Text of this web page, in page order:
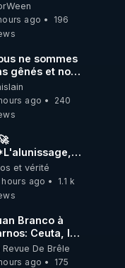
ago
196
ne sommes
gênés et nous
pas
de nous
! #jw
ago
240
ans après :
spéciale
John Doe
et vérité
hours ago
1.1 k
Branco à
Ceuta, le
et le
en France
Revue De Brêle
ago
175